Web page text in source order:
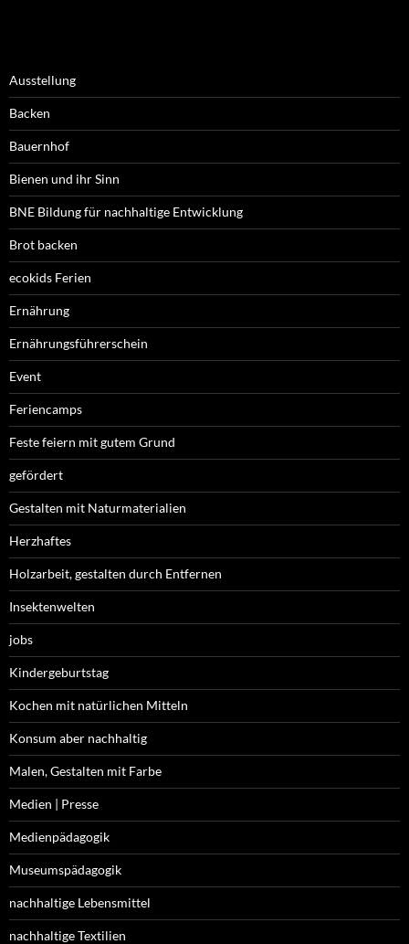
Ausstellung
Backen
Bauernhof
Bienen und ihr Sinn
BNE Bildung für nachhaltige Entwicklung
Brot backen
ecokids Ferien
Ernährung
Ernährungsführerschein
Event
Feriencamps
Feste feiern mit gutem Grund
gefördert
Gestalten mit Naturmaterialien
Herzhaftes
Holzarbeit, gestalten durch Entfernen
Insektenwelten
jobs
Kindergeburtstag
Kochen mit natürlichen Mitteln
Konsum aber nachhaltig
Malen, Gestalten mit Farbe
Medien | Presse
Medienpädagogik
Museumspädagogik
nachhaltige Lebensmittel
nachhaltige Textilien